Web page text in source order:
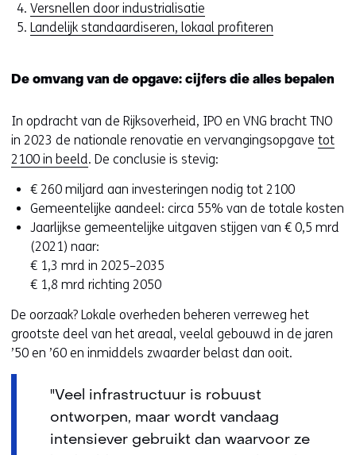
Versnellen door industrialisatie
Landelijk standaardiseren, lokaal profiteren
De omvang van de opgave: cijfers die alles bepalen
In opdracht van de Rijksoverheid, IPO en VNG bracht TNO
in 2023 de nationale renovatie en vervangingsopgave tot
2100 in beeld. De conclusie is stevig:
€ 260 miljard aan investeringen nodig tot 2100
Gemeentelijke aandeel: circa 55% van de totale kosten
Jaarlijkse gemeentelijke uitgaven stijgen van € 0,5 mrd
(2021) naar:
€ 1,3 mrd in 2025–2035
€ 1,8 mrd richting 2050
De oorzaak? Lokale overheden beheren verreweg het
grootste deel van het areaal, veelal gebouwd in de jaren
’50 en ’60 en inmiddels zwaarder belast dan ooit.
"Veel infrastructuur is robuust
ontworpen, maar wordt vandaag
intensiever gebruikt dan waarvoor ze